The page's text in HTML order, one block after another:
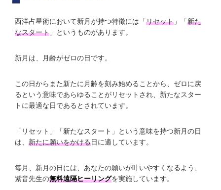
西洋占星術において新月が持つ特徴には「リセット 」「新た
なスタート 」というものがあります。
新月は、月齢がゼロの日です。
この日からまた新たに月齢を刻み始めることから、ゼロに戻
るという意味であらゆることがリセットされ、新たなスター
トに最適な日であるとされています。
「リセット」「新たなスタート」という意味を持つ新月の日
は、 新たに願いをかける日に適しています。
毎月、新月の日には、あなたの願いが叶いやすくなるよう、
紫音先生の無料遠隔ヒーリングを実施しています。